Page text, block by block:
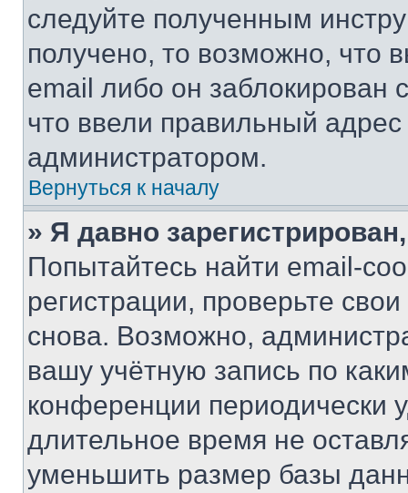
следуйте полученным
получено, то возможно, что
email либо он
что ввели правильный адрес
администратором.
Вернуться к началу
» Я давно
Попытайтесь найти email-
регистрации, проверьте
снова. Возможно,
вашу учётную запись по
конференции периодически
длительное время не
уменьшить размер базы